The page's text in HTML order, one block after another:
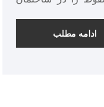
ادامه مطلب